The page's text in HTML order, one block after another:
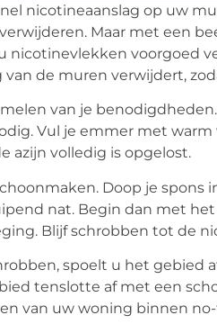
nicotineaanslag op uw
Maar met een
nicotinevlekken voorgoed
van de muren verwijdert,
van je
Vul je emmer met
azijn volledig is opgelost.
Doop je spons
nat. Begin dan met
Blijf schrobben tot de
spoelt u het gebied
tenslotte af met een
van uw woning binnen